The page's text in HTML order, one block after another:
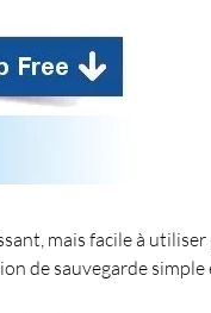
mais facile à
de sauvegarde